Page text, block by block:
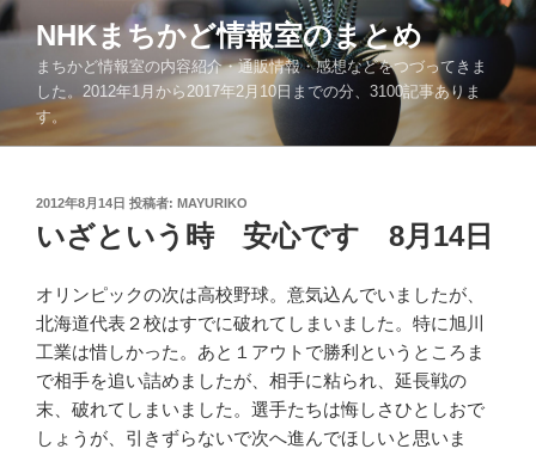
コ
ン
ツ
NHKまちかど情報室のまとめ
まちかど情報室の内容紹介・通販情報・感想などをつづってきま
した。2012年1月から2017年2月10日までの分、3100記事ありま
す。
投
稿
日:
2012年8月14日 投稿者: MAYURIKO
いざという時 安心です 8月14日
オリンピックの次は高校野球。意気込んでいましたが、
北海道代表２校はすでに破れてしまいました。特に旭川
工業は惜しかった。あと１アウトで勝利というところま
で相手を追い詰めましたが、相手に粘られ、延長戦の
末、破れてしまいました。選手たちは悔しさひとしおで
しょうが、引きずらないで次へ進んでほしいと思いま